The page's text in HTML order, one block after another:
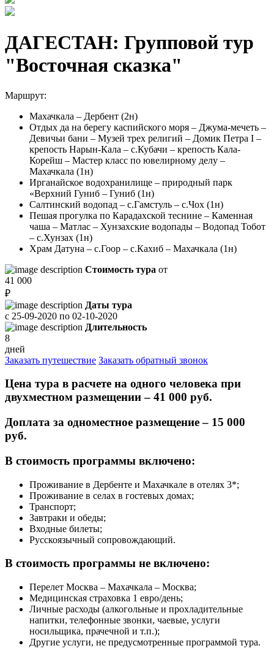
ДАГЕСТАН: Групповой тур
"Восточная сказка"
Маршрут:
Махачкала – Дербент (2н)
Отдых да на берегу каспийского моря – Джума-мечеть –
Девичьи бани – Музей трех религий – Домик Петра I –
крепость Нарын-Кала – с.Кубачи – крепость Кала-
Корейш – Мастер класс по ювелирному делу –
Махачкала (1н)
Ирганайское водохранилище – природный парк
«Верхний Гуниб – Гуниб (1н)
Салтинский водопад – с.Гамстуль – с.Чох (1н)
Пешая прогулка по Карадахской теснине – Каменная
чаша – Матлас – Хунзахские водопады – Водопад Тобот
– с.Хунзах (1н)
Храм Датуна – с.Гоор – с.Кахиб – Махачкала (1н)
Стоимость тура от
41 000
₽
Даты тура
с 25-09-2020 по 02-10-2020
Длительность
8
дней
Заказать путешествие Заказать обратный звонок
Цена тура в расчете на одного человека при
двухместном размещении – 41 000 руб.
Доплата за одноместное размещение – 15 000
руб.
В стоимость программы включено:
Проживание в Дербенте и Махачкале в отелях 3*;
Проживание в селах в гостевых домах;
Транспорт;
Завтраки и обеды;
Входные билеты;
Русскоязычный сопровождающий.
В стоимость программы не включено:
Перелет Москва – Махачкала – Москва;
Медицинская страховка 1 евро/день;
Личные расходы (алкогольные и прохладительные
напитки, телефонные звонки, чаевые, услуги
носильщика, прачечной и т.п.);
Другие услуги, не предусмотренные программой тура.